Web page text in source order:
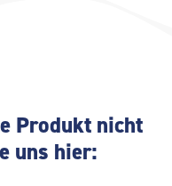
Produkt nicht
uns hier: